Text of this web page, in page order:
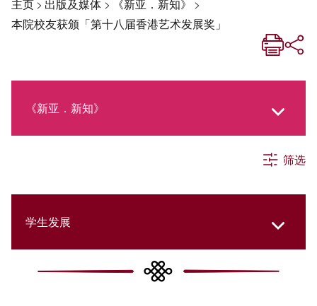
主页> 出版及媒体 > 《新亚．新知》 >
本院校友获颁「第十八届香港艺术发展奖」
《新亚．新知》
社交媒体专栏
《新亚简讯》
筛选
学生发展
College Updates